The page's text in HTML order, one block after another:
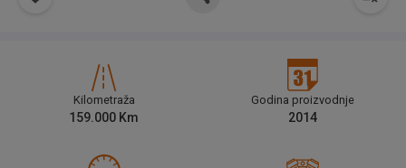
Kilometraža
159.000 Km
Godina proizvodnje
2014